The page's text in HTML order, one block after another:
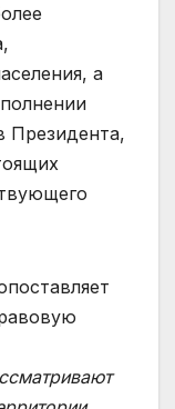
а
Президента,